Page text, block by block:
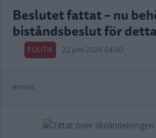
Beslutet fattat – nu
biståndsbeslut för
POLITIK 22 juni 2026 04.00
Annons: